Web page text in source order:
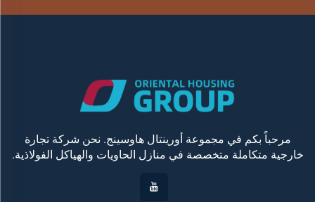
مرحباً بكم في مجموعة أورينتال هاوسينج. نحن شركة تجارة
خارجية متكاملة متخصصة في منازل الحاويات والهياكل الفولاذية.